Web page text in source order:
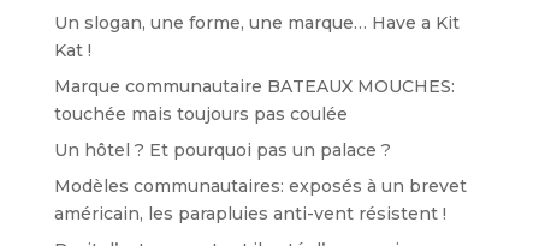
Un slogan, une forme, une marque… Have a Kit
Kat !
Marque communautaire BATEAUX MOUCHES:
touchée mais toujours pas coulée
Un hôtel ? Et pourquoi pas un palace ?
Modèles communautaires: exposés à un brevet
américain, les parapluies anti-vent résistent !